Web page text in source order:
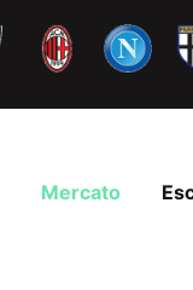
Mercato